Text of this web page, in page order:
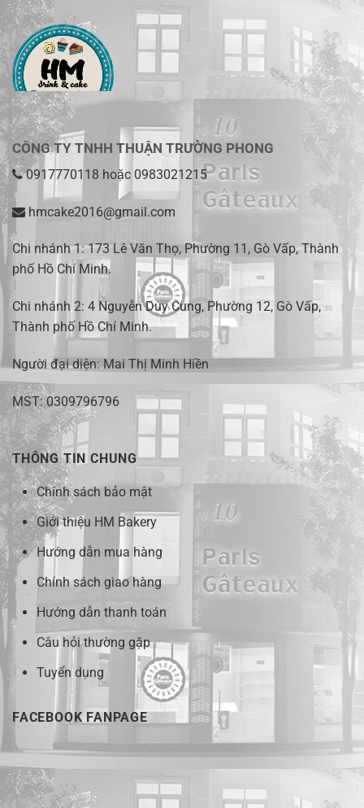
CÔNG TY TNHH THUẬN TRƯỜNG PHONG
0917770118 hoặc 0983021215
hmcake2016@gmail.com
Chi nhánh 1:173 Lê Văn Thọ, Phường 11, Gò Vấp, Thành
phố Hồ Chí Minh.
Chi nhánh 2: 4 Nguyễn Duy Cung, Phường 12, Gò Vấp,
Thành phố Hồ Chí Minh.
Người đại diện: Mai Thị Minh Hiền
MST: 0309796796
THÔNG TIN CHUNG
Chính sách bảo mật
Giới thiệu HM Bakery
Hướng dẫn mua hàng
Chính sách giao hàng
Hướng dẫn thanh toán
Câu hỏi thường gặp
Tuyển dụng
FACEBOOK FANPAGE